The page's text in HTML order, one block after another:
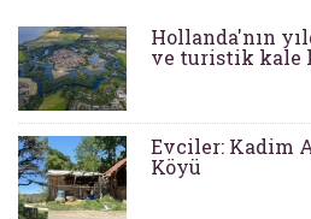
Hollanda'nın
ve turistik kale
Evciler: Kadim
Köyü